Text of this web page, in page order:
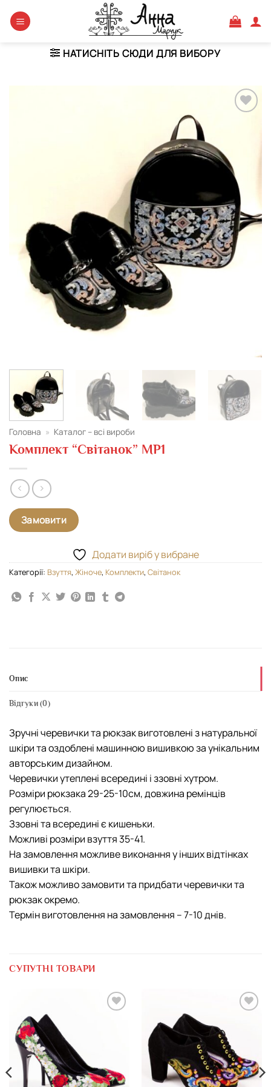
НАТИСНІТЬ СЮДИ ДЛЯ ВИБОРУ
Головна » Каталог – всі вироби
Комплект “Світанок” МР1
Замовити
Додати виріб у вибране
Категорії: Взуття, Жіноче, Комплекти, Світанок
Опис
Відгуки (0)
Зручні черевички та рюкзак виготовлені з натуральної
шкіри та оздоблені машинною вишивкою за унікальним
авторським дизайном.
Черевички утеплені всередині і ззовні хутром.
Розміри рюкзака 29-25-10см, довжина ремінців
регулюється.
Ззовні та всередині є кишеньки.
Можливі розміри взуття 35-41.
На замовлення можливе виконання у інших відтінках
вишивки та шкіри.
Також можливо замовити та придбати черевички та
рюкзак окремо.
Термін виготовлення на замовлення – 7-10 днів.
СУПУТНІ ТОВАРИ